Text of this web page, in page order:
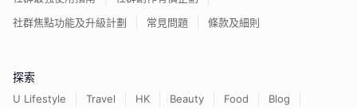
社群焦點功能及升級計劃
常見問題 條款及細則
探索
U Lifestyle Travel HK Beauty Food
Blog